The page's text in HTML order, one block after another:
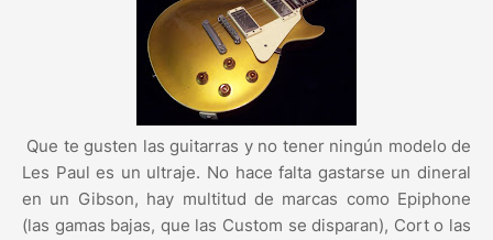
Que te gusten las guitarras y no tener ningún modelo de
Les Paul es un ultraje. No hace falta gastarse un dineral
en un Gibson, hay multitud de marcas como Epiphone
(las gamas bajas, que las Custom se disparan), Cort o las